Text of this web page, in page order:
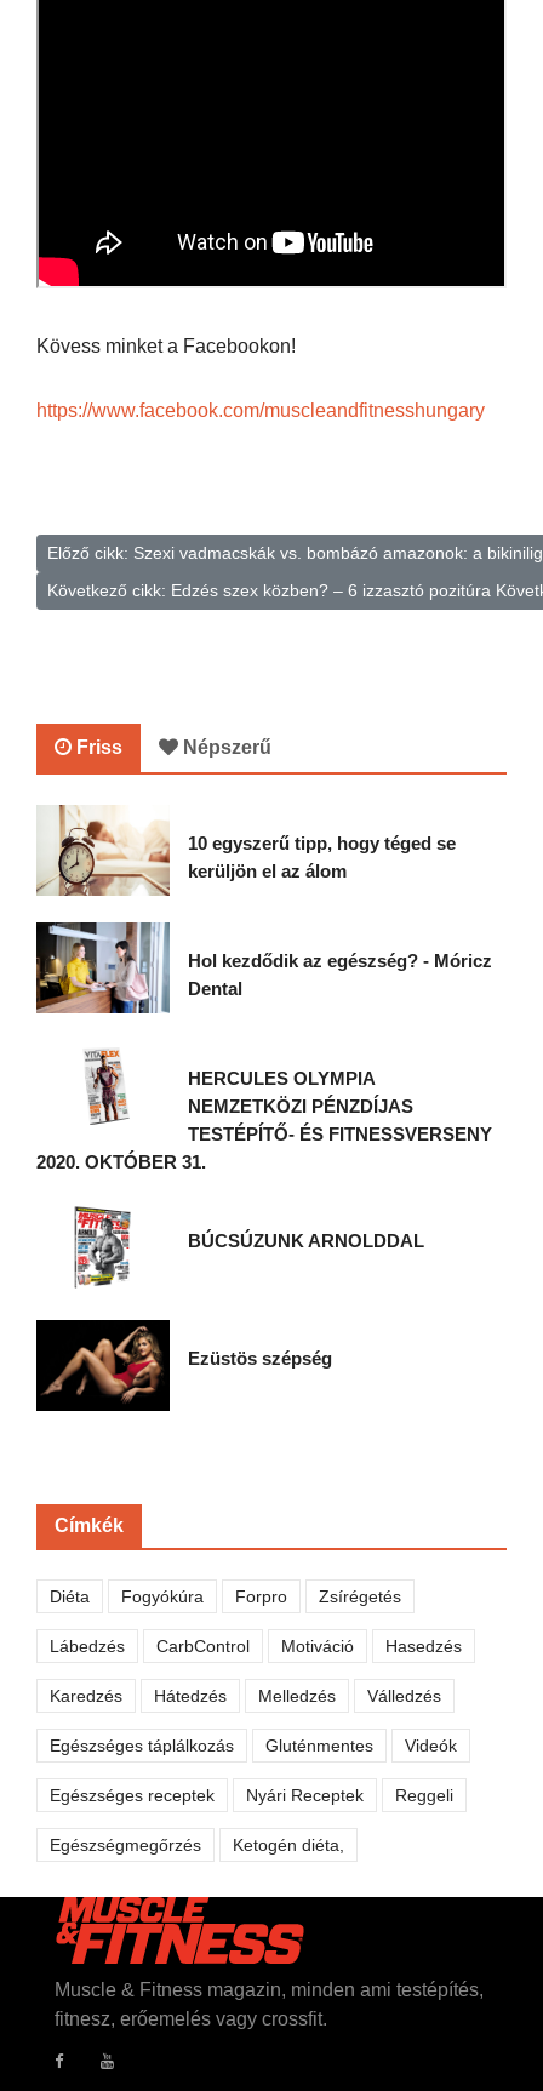
Kövess minket a Facebookon!
https://www.facebook.com/muscleandfitnesshungary
Előző cikk: Szexi vadmacskák vs. bombázó amazonok: a
Következő cikk: Edzés szex közben? – 6 izzasztó pozitúra
Friss Népszerű
10 egyszerű tipp, hogy téged se
kerüljön el az álom
Hol kezdődik az egészség? - Móricz
Dental
HERCULES OLYMPIA
NEMZETKÖZI PÉNZDÍJAS
TESTÉPÍTŐ- ÉS FITNESSVERSENY
2020. OKTÓBER 31.
BÚCSÚZUNK ARNOLDDAL
Ezüstös szépség
Címkék
Diéta Fogyókúra Forpro Zsírégetés
Lábedzés CarbControl Motiváció Hasedzés
Karedzés Hátedzés Melledzés Válledzés
Egészséges táplálkozás Gluténmentes Videók
Egészséges receptek Nyári Receptek Reggeli
Egészségmegőrzés Ketogén diéta,
Muscle & Fitness magazin, minden ami testépítés,
fitnesz, erőemelés vagy crossfit.